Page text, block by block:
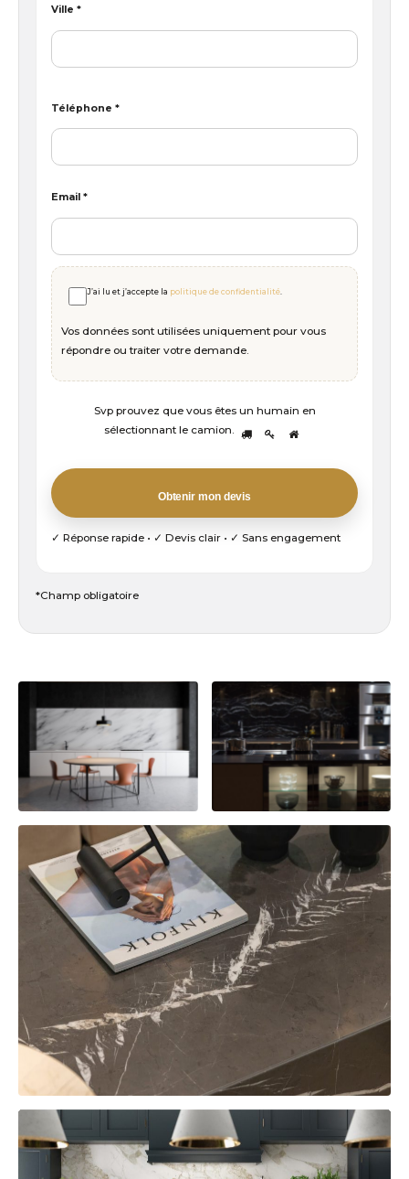
Ville *
Téléphone *
Email *
J’ai lu et j’accepte la politique de confidentialité
Vos données sont utilisées uniquement pour vous
répondre ou traiter votre demande.
Svp prouvez que vous êtes un humain en
sélectionnant le camion. Svp
que
humain
Obtenir mon devis
✓ Réponse rapide • ✓ Devis clair • ✓ Sans engagement
*Champ obligatoire